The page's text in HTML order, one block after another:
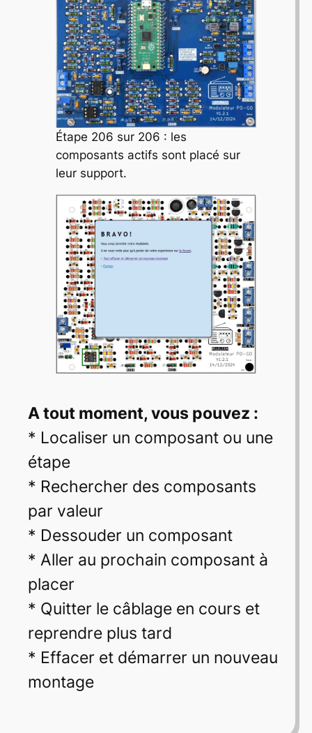
Étape 206 sur 206 : les
composants actifs sont placé sur
leur support.
A tout moment, vous pouvez :
* Localiser un composant ou une
étape
* Rechercher des composants
par valeur
* Dessouder un composant
* Aller au prochain composant à
placer
* Quitter le câblage en cours et
reprendre plus tard
* Effacer et démarrer un nouveau
montage